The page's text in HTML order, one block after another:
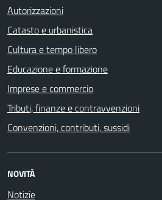
Autorizzazioni
Catasto e urbanistica
Cultura e tempo libero
Educazione e formazione
Imprese e commercio
Tributi, finanze e contravvenzioni
Convenzioni, contributi, sussidi
NOVITÀ
Notizie